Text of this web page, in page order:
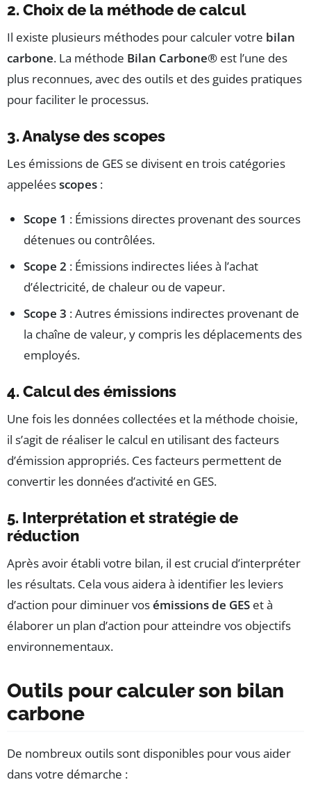
2. Choix de la méthode de calcul
Il existe plusieurs méthodes pour calculer votre bilan
carbone. La méthode Bilan Carbone® est l’une des
plus reconnues, avec des outils et des guides pratiques
pour faciliter le processus.
3. Analyse des scopes
Les émissions de GES se divisent en trois catégories
appeléesscopes :
Scope 1 : Émissions directes provenant des sources
détenues ou contrôlées.
Scope 2 : Émissions indirectes liées à l’achat
d’électricité, de chaleur ou de vapeur.
Scope 3 : Autres émissions indirectes provenant de
la chaîne de valeur, y compris les déplacements des
employés.
4. Calcul des émissions
Une fois les données collectées et la méthode choisie,
il s’agit de réaliser le calcul en utilisant des facteurs
d’émission appropriés. Ces facteurs permettent de
convertir les données d’activité en GES.
5. Interprétation et stratégie de
réduction
Après avoir établi votre bilan, il est crucial d’interpréter
les résultats. Cela vous aidera à identifier les leviers
d’action pour diminuer vosémissions de GES et à
élaborer un plan d’action pour atteindre vos objectifs
environnementaux.
Outils pour calculer son bilan
carbone
De nombreux outils sont disponibles pour vous aider
dans votre démarche :